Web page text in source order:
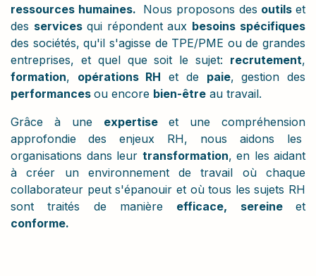
ressources humaines. Nous proposons des outilset
des services qui répondent aux besoins spécifiques
des sociétés, qu'il s'agisse de TPE/PME ou de grandes
entreprises, et quel que soit le sujet: recrutement,
formation, opérations RH et de paie, gestion des
performances ou encore bien-être au travail.
Grâce à une expertise et une compréhension
approfondie
des enjeux RH, nous aidons les
organisations dans leur transformation, en les aidant
à créer un environnement de travail où chaque
collaborateur peut s'épanouir et où tous les sujets RH
sont traités de manière efficace, sereineet
conforme.